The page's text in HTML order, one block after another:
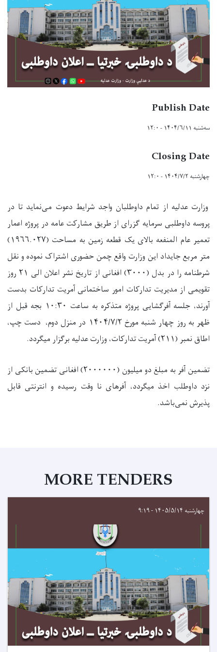
Publish Date
سه‌شنبه ۱۴۰۴/۶/۱۱ - ۱۲:۰
Closing Date
چهارشنبه ۱۴۰۴/۷/۲ - ۱۲:۰
وزارت عدلیه از تمام داوطلبان واجد شرایط دعوت می‌نماید تا در
پروسه داوطلبی سرمایه گزرای از طریق مشارکت عامه در پروژه اعمار
تعمیر عام المنفعه بالای یک قطعه زمین به مساحت (۱۹۶۶.۰۲۷)
متر مربع جایداد این وزارت واقع چمن حضوری اشتراک نموده و نقل
شرطنامه را در بدل (۳۰۰۰) افغانی از تاریخ نشر اعلان الی ۲۱ روز
تقویمی از مدیریت تدارکات امور ساختمانی آمریت تدارکات بدست
آورند، جلسه آفرگشایی پروژه متذکره به ساعت ۱۰:۳۰ بجه قبل از
ظهر به روز چهار شنبه مورخ ۱۴۰۴/۷/۲ در منزل دوم، دست چپ،
اطاق نمبر (۲۱۱) آمریت تدارکات، وزارت عدلیه برگزار میگردد.
تضمین آفر به مبلغ دو میلیون (۲۰۰۰۰۰۰) افغانی تضمین بانکی از
نزد داوطلب اخذ میگردد، آفرهای نا وقت رسیده و انترنتی قابل
پذیرش نمی‌باشد.
MORE TENDERS
چهارشنبه ۱۴۰۵/۵/۱۴ - ۹:۱۹